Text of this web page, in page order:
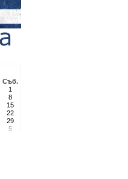
Съб.
1
8
15
22
29
5